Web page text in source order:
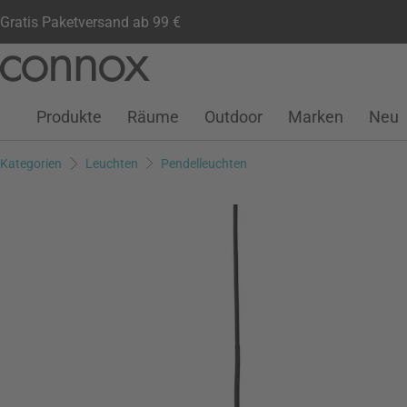
Gratis Paketversand ab 99 €
Seiteninhalt
Suchfeld
Kundenkonto
Wunschliste
Warenkorb
Produkte Räume Outdoor Marken Neu
Kategorien Leuchten Pendelleuchten